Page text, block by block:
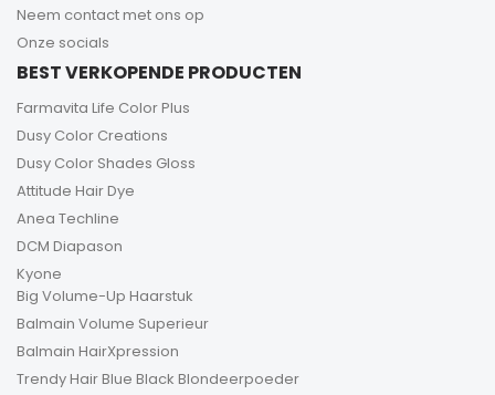
Neem contact met ons op
Onze socials
BEST VERKOPENDE PRODUCTEN
Farmavita Life Color Plus
Dusy Color Creations
Dusy Color Shades Gloss
Attitude Hair Dye
Anea Techline
DCM Diapason
Kyone
Big Volume-Up Haarstuk
Balmain Volume Superieur
Balmain HairXpression
Trendy Hair Blue Black Blondeerpoeder